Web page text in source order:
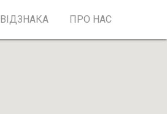
ВІДЗНАКА ПРО НАС